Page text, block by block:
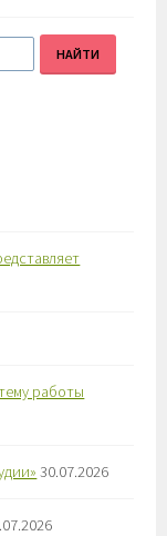
работы
30.07.2026